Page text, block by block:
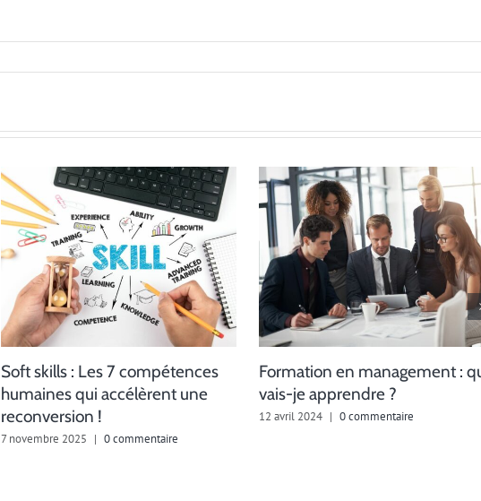
Soft skills : Les 7 compétences
humaines qui accélèrent une
reconversion !
7 novembre 2025 | 0 commentaire
Formation en management :
vais-je apprendre ?
12 avril 2024 | 0 commentaire